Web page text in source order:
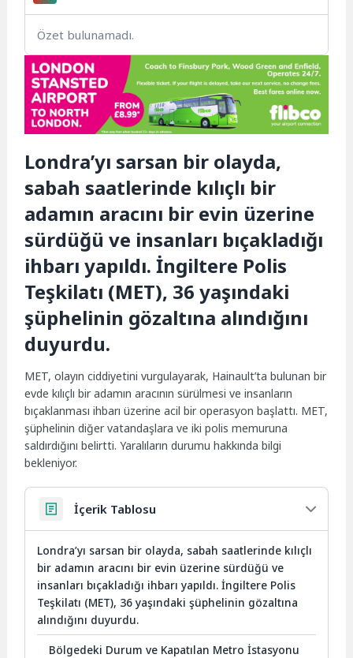
Özet bulunamadı.
Londra’yı sarsan bir olayda,
sabah saatlerinde kılıçlı bir
adamın aracını bir evin üzerine
sürdüğü ve insanları bıçakladığı
ihbarı yapıldı. İngiltere Polis
Teşkilatı (MET), 36 yaşındaki
şüphelinin gözaltına alındığını
duyurdu.
MET, olayın ciddiyetini vurgulayarak, Hainault’ta bulunan bir
evde kılıçlı bir adamın aracının sürülmesi ve insanların
bıçaklanması ihbarı üzerine acil bir operasyon başlattı. MET,
şüphelinin diğer vatandaşlara ve iki polis memuruna
saldırdığını belirtti. Yaralıların durumu hakkında bilgi
bekleniyor.
İçerik Tablosu
Londra’yı sarsan bir olayda, sabah saatlerinde kılıçlı
bir adamın aracını bir evin üzerine sürdüğü ve
insanları bıçakladığı ihbarı yapıldı. İngiltere Polis
Teşkilatı (MET), 36 yaşındaki şüphelinin gözaltına
alındığını duyurdu.
Bölgedeki Durum ve Kapatılan Metro İstasyonu